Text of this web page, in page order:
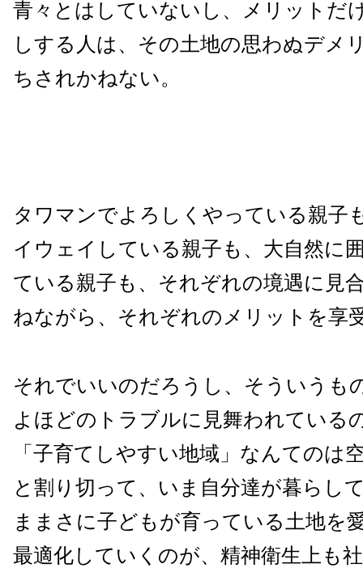
青々とはしていないし、メリットだ
しする人は、その土地の思わぬデメ
ちされかねない。
タワマンでよろしくやっている親子
イウェイしている親子も、大自然に
ている親子も、それぞれの境遇に見
ねながら、それぞれのメリットを享
それでいいのだろうし、そういうも
よほどのトラブルに見舞われている
「子育てしやすい地域」なんてのは
と割り切って、いま自分達が暮らし
ままさに子どもが育っている土地を
最適化していくのが、精神衛生上も